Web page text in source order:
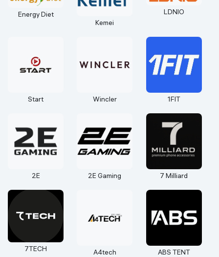
Energy Diet
Kemei
LDNIO
Start Wincler 1FIT
2E 2E Gaming 7 Milliard
7TECH A4tech ABS TENT